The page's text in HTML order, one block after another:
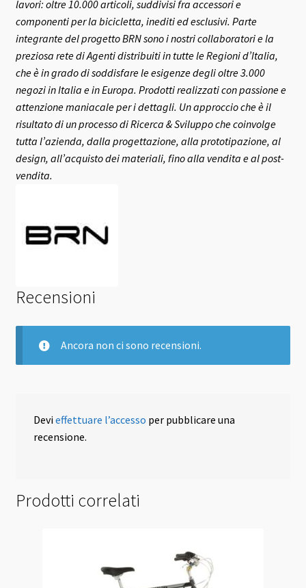
lavori: oltre 10.000 articoli, suddivisi fra accessori e
componenti per la bicicletta, inediti ed esclusivi. Parte
integrante del progetto BRN sono i nostri collaboratori e la
preziosa rete di Agenti distribuiti in tutte le Regioni d’Italia,
che è in grado di soddisfare le esigenze degli oltre 3.000
negozi in Italia e in Europa. Prodotti realizzati con passione e
attenzione maniacale per i dettagli. Un approccio che è il
risultato di un processo di Ricerca & Sviluppo che coinvolge
tutta l’azienda, dalla progettazione, alla prototipazione, al
design, all’acquisto dei materiali, fino alla vendita e al post-
vendita.
Recensioni
Ancora non ci sono recensioni.
Devieffettuare l’accesso per pubblicare una
recensione.
Prodotti correlati